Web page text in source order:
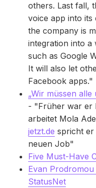
others. Last fall,
voice app into
the company is
integration into
such as Google
It will also let
Facebook apps."
„Wir müssen alle
- "Früher war er
arbeitet Mola
jetzt.de spricht er
neuen Job"
Five Must-Have
Evan
StatusNet